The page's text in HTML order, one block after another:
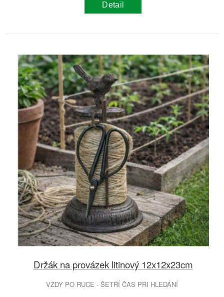
Detail
Držák na provázek litinový 12x12x23cm
VŽDY PO RUCE - ŠETŘÍ ČAS PŘI HLEDÁNÍ